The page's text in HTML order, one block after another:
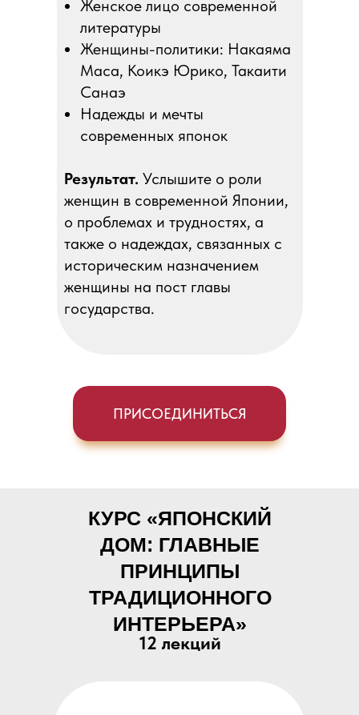
ПРИСОЕДИНИТЬСЯ
Женское лицо современной
литературы
Женщины-политики: Накаяма
Маса, Коикэ Юрико, Такаити
Санаэ
Надежды и мечты
современных японок
Результат. Услышите о роли
женщин в современной Японии,
о проблемах и трудностях, а
также о надеждах, связанных с
историческим назначением
женщины на пост главы
государства.
12 лекций
КУРС «ЯПОНСКИЙ
ДОМ: ГЛАВНЫЕ
ПРИНЦИПЫ
ТРАДИЦИОННОГО
ИНТЕРЬЕРА»